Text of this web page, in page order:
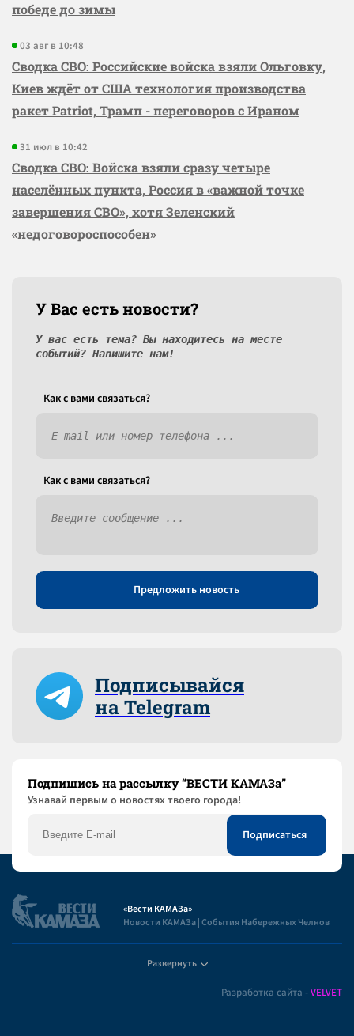
победе до зимы
03 авг в 10:48
Сводка СВО: Российские войска взяли Ольговку,
Киев ждёт от США технология производства
ракет Patriot, Трамп - переговоров с Ираном
31 июл в 10:42
Сводка СВО: Войска взяли сразу четыре
населённых пункта, Россия в «важной точке
завершения СВО», хотя Зеленский
«недоговороспособен»
У Вас есть новости?
У вас есть тема? Вы находитесь на месте
событий? Напишите нам!
Как c вами связаться?
Как c вами связаться?
Предложить новость
Подписывайся
на Telegram
Подпишись на рассылку “ВЕСТИ КАМАЗа”
Узнaвай первым о новостях твоего города!
«Вести КАМАЗа»
Новости КАМАЗа | События Набережных Челнов
Развернуть
Разработка сайта -VELVET